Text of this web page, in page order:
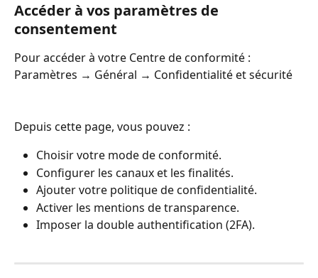
Accéder à vos paramètres de
consentement
Pour accéder à votre Centre de conformité :
Paramètres → Général → Confidentialité et sécurité
Depuis cette page, vous pouvez :
Choisir votre mode de conformité.
Configurer les canaux et les finalités.
Ajouter votre politique de confidentialité.
Activer les mentions de transparence.
Imposer la double authentification (2FA).